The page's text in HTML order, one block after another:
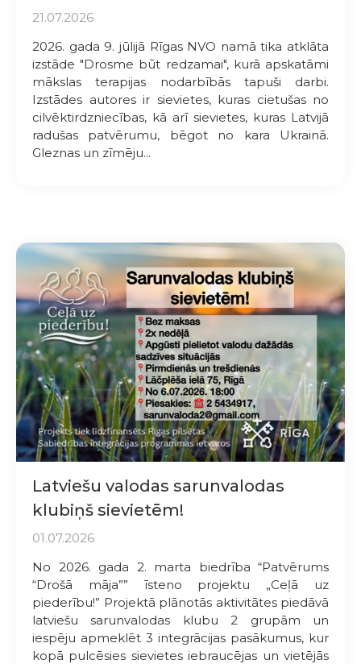
21.07.2026
2026. gada 9. jūlijā Rīgas NVO namā tika atklāta
izstāde "Drosme būt redzamai", kurā apskatāmi
mākslas terapijas nodarbībās tapuši darbi.
Izstādes autores ir sievietes, kuras cietušas no
cilvēktirdzniecības, kā arī sievietes, kuras Latvijā
radušas patvērumu, bēgot no kara Ukrainā.
Gleznas un zīmēju...
Latviešu valodas sarunvalodas
klubiņš sievietēm!
01.07.2026
No 2026. gada 2. marta biedrība “Patvērums
“Drošā māja”” īsteno projektu „Ceļā uz
piederību!” Projektā plānotās aktivitātes piedāvā
latviešu sarunvalodas klubu 2 grupām un
iespēju apmeklēt 3 integrācijas pasākumus, kur
kopā pulcēsies sievietes iebraucējas un vietējās